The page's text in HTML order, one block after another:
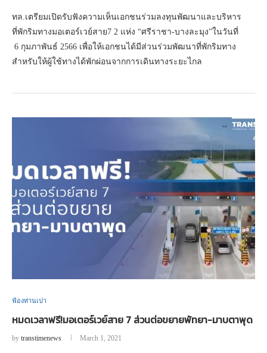
ทล.เตรียมเปิดรับฟังความเห็นเอกชนร่วมลงทุนพัฒนาและบริหาร
ที่พักริมทางมอเตอร์เวย์สาย7 2 แห่ง “ศรีราชา-บางละมุง”ในวันที่
6 กุมภาพันธ์ 2566 เพื่อให้เอกชนได้มีส่วนร่วมพัฒนาที่พักริมทาง
สำหรับให้ผู้ใช้ทางได้พักผ่อนจากการเดินทางระยะไกล
ฟ้องท่านเปา
หมดเวลาฟรี!มอเตอร์เวย์สาย 7 ส่วนต่อขยายพัทยา-มาบตาพุด
by transtimenews March 1, 2021